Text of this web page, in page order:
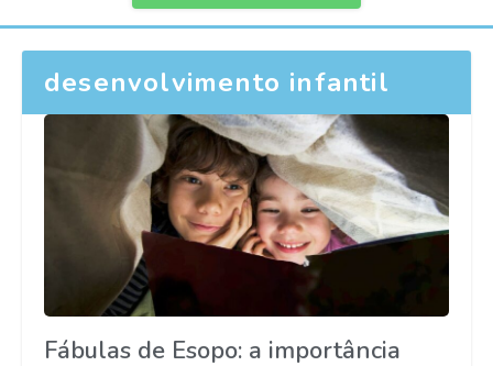
desenvolvimento infantil
Fábulas de Esopo: a importância